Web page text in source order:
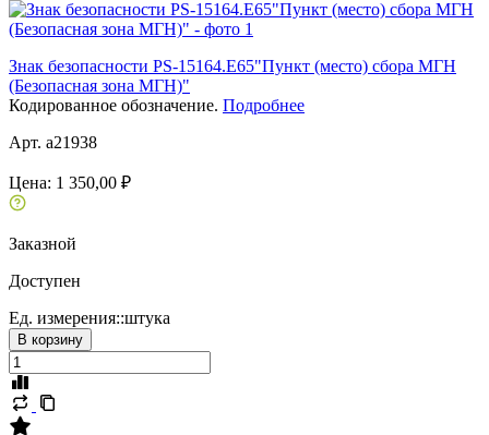
Знак безопасности PS-15164.E65"Пункт (место) сбора МГН
(Безопасная зона МГН)"
Кодированное обозначение. Подробнее
Арт. a21938
Цена: 1 350,00 ₽
Заказной
Доступен
Ед. измерения::штука
В корзину